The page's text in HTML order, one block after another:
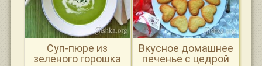
Суп-пюре из
зеленого горошка
Вкусное домашнее
печенье с цедрой